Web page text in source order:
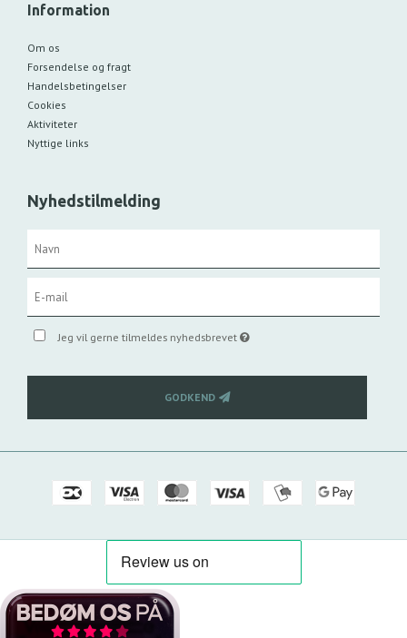
Information
Om os
Forsendelse og fragt
Handelsbetingelser
Cookies
Aktiviteter
Nyttige links
Nyhedstilmelding
Jeg vil gerne tilmeldes nyhedsbrevet
GODKEND